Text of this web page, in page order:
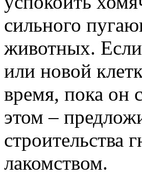
сильного
животных. Если
или новой
время, пока он
этом –
строительства
лакомством.